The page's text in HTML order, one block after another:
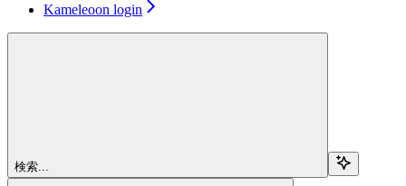
Kameleoon login
検索...